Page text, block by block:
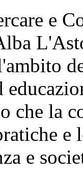
e
che la
e
e